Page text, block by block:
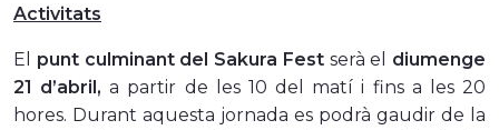
Activitats
El punt culminant del Sakura Festserà el diumenge
21 d’abril,a partir de les 10 del matí i fins a les 20
hores. Durant aquesta jornada es podrà gaudir de la